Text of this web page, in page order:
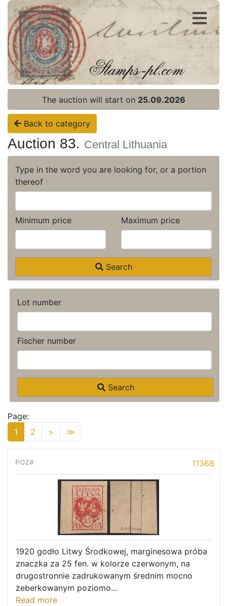
Register
Login
The auction will start on 25.09.2026
Back to category
Auction 83. Central Lithuania
Type in the word you are looking for, or a portion
thereof
Minimum price Maximum price
Search
Lot number
Fischer number
Search
Page:
1
2 > ≫
11368
1920 godło Litwy Środkowej, marginesowa próba
znaczka za 25 fen. w kolorze czerwonym, na
drugostronnie zadrukowanym średnim mocno
żeberkowanym poziomo...
Read more